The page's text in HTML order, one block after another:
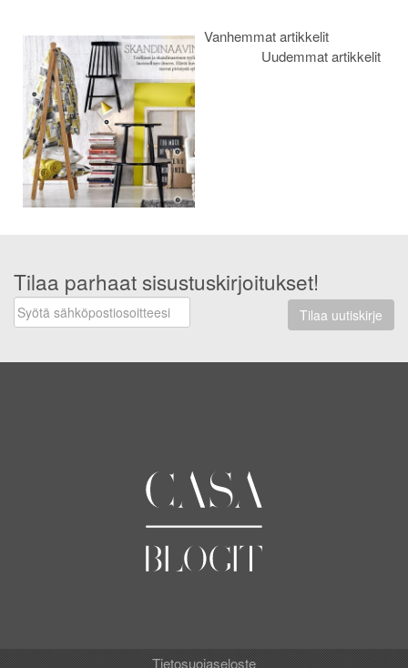
Vanhemmat artikkelit
Uudemmat artikkelit
Tilaa parhaat sisustuskirjoitukset!
Tilaa uutiskirje
Tietosuojaseloste